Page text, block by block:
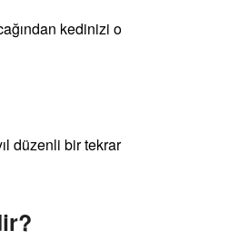
kedinizi o
düzenli bir tekrar